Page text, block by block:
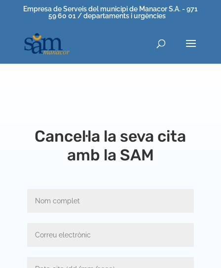
Empresa de Serveis del municipi de Manacor S.A. - 971
59 60 01 / departaments i urgències
Cancel·la la seva cita
amb la SAM